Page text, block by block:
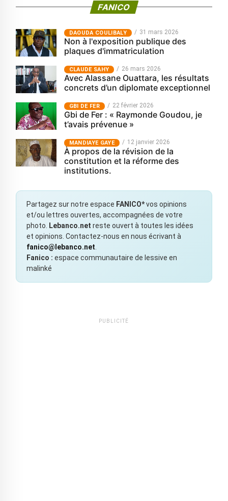
FANICO
‎DAOUDA COULIBALY 31 mars 2026
Non à l'exposition publique des
plaques d'immatriculation
CLAUDE SAHY 26 mars 2026
Avec Alassane Ouattara, les résultats
concrets d’un diplomate exceptionnel
GBI DE FER 22 février 2026
Gbi de Fer : « Raymonde Goudou, je
t’avais prévenue »
MANDIAYE GAYE 12 janvier 2026
À propos de la révision de la
constitution et la réforme des
institutions.
Partagez sur notre espace FANICO*vos opinions
et/ou lettres ouvertes, accompagnées de votre
photo. Lebanco.net reste ouvert à toutes les idées
et opinions. Contactez-nous en nous écrivant à
fanico@lebanco.net.
Fanico : espace communautaire de lessive en
malinké
PUBLICITÉ